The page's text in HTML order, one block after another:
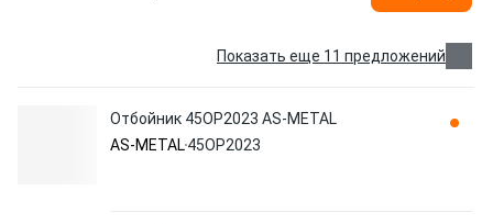
Показать еще 11 предложений
Отбойник 45OP2023 AS-METAL
AS-METAL45OP2023